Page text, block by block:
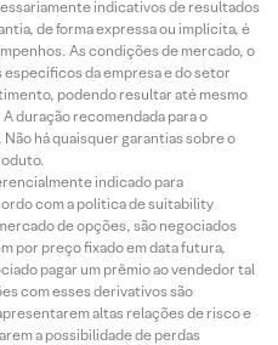
indicativos de resultados
de forma expressa ou implícita, é
As condições de mercado, o
da empresa e do setor
podendo resultar até mesmo
duração recomendada para o
há quaisquer garantias sobre o
indicado para
com a política de suitability
de opções, são negociados
por preço fixado em data futura,
pagar um prêmio ao vendedor tal
com esses derivativos são
altas relações de risco e
a possibilidade de perdas